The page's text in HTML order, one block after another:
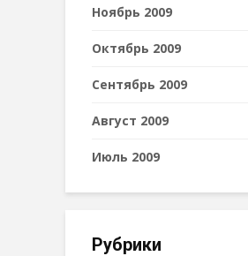
Ноябрь 2009
Октябрь 2009
Сентябрь 2009
Август 2009
Июль 2009
Рубрики